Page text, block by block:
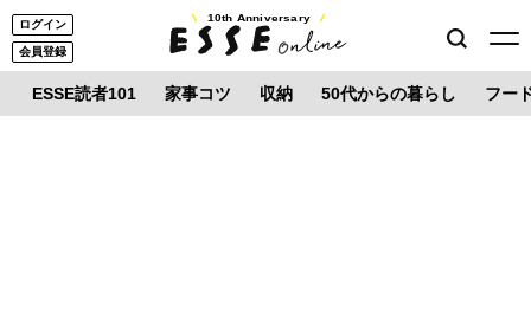
ログイン
会員登録
10th Anniversary
ESSE読者101 家事コツ 収納 50代からの暮らし フー